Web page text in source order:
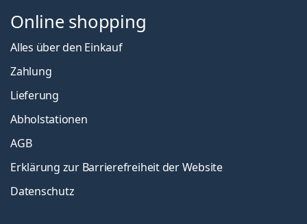
Online shopping
Alles über den Einkauf
Zahlung
Lieferung
Abholstationen
AGB
Erklärung zur Barrierefreiheit der Website
Datenschutz